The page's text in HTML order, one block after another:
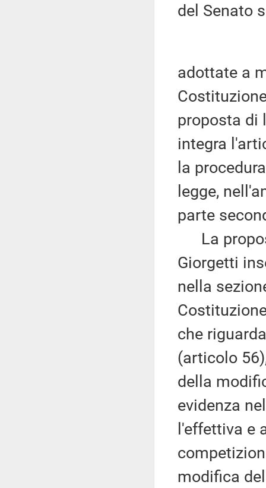
del Senato
adottate a
proposta di
integra
la
legge,
parte
La
Giorgetti
nella
che
(articolo
della
evidenza
l'effettiva e
modifica